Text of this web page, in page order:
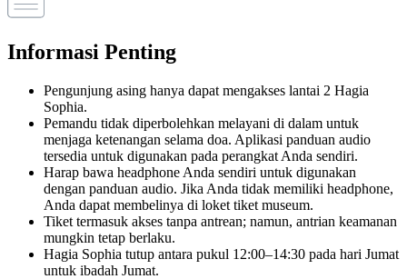
Informasi Penting
Pengunjung asing hanya dapat mengakses lantai 2 Hagia
Sophia.
Pemandu tidak diperbolehkan melayani di dalam untuk
menjaga ketenangan selama doa. Aplikasi panduan audio
tersedia untuk digunakan pada perangkat Anda sendiri.
Harap bawa headphone Anda sendiri untuk digunakan
dengan panduan audio. Jika Anda tidak memiliki headphone,
Anda dapat membelinya di loket tiket museum.
Tiket termasuk akses tanpa antrean; namun, antrian keamanan
mungkin tetap berlaku.
Hagia Sophia tutup antara pukul 12:00–14:30 pada hari Jumat
untuk ibadah Jumat.